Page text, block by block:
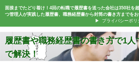
面接までたどり着け！4回の転職で履歴書を送った会社は350社を
つ管理人が実践した履歴書、職務経歴書から封筒の書き方までをお
プライバシーポリ
履歴書や職務経歴書の書き方で1
で解決！